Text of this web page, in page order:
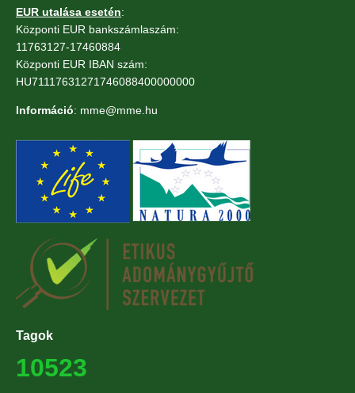
EUR utalása esetén:
Központi EUR bankszámlaszám:
11763127-17460884
Központi EUR IBAN szám:
HU71117631271746088400000000
Információ: mme@mme.hu
Tagok
10523